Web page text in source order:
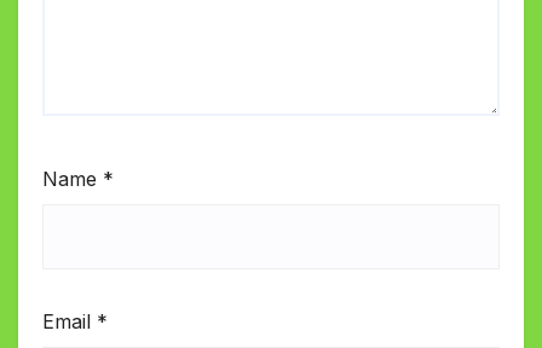
Name *
Email *